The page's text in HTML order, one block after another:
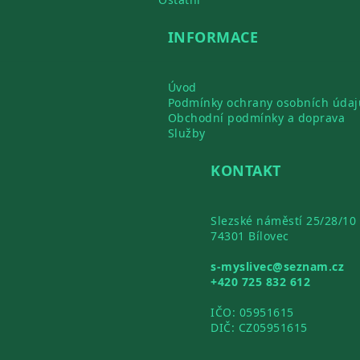
INFORMACE
Úvod
Podmínky ochrany osobních
Obchodní podmínky a doprava
Služby
KONTAKT
Slezské náměstí 25/28/10
74301 Bílovec
s-myslivec@seznam.cz
+420 725 832 612
IČO: 05951615
DIČ: CZ05951615